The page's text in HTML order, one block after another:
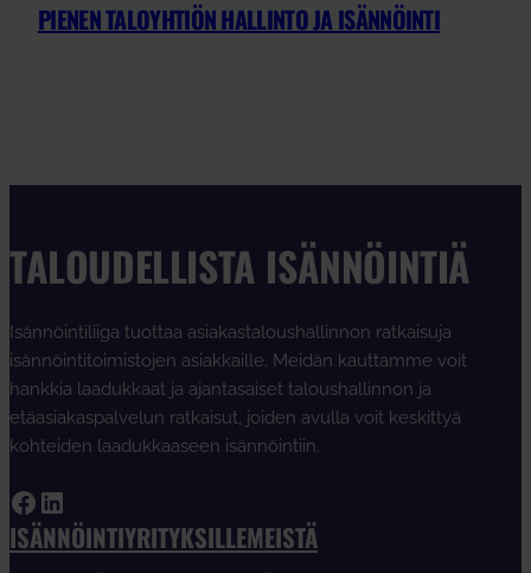
PIENEN TALOYHTIÖN HALLINTO JA ISÄNNÖINTI
TALOUDELLISTA ISÄNNÖINTIÄ
Isännöintiliiga tuottaa asiakastaloushallinnon ratkaisuja
isännöintitoimistojen asiakkaille. Meidän kauttamme voit
hankkia laadukkaat ja ajantasaiset taloushallinnon ja
etäasiakaspalvelun ratkaisut, joiden avulla voit keskittyä
kohteiden laadukkaaseen isännöintiin.
Facebook LinkedIn
ISÄNNÖINTIYRITYKSILLEMEISTÄ